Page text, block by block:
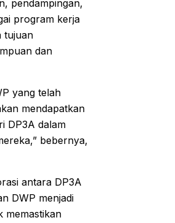
pendampingan,
program kerja
tujuan
dan
yang telah
mendapatkan
DP3A dalam
bebernya,
antara DP3A
DWP menjadi
memastikan